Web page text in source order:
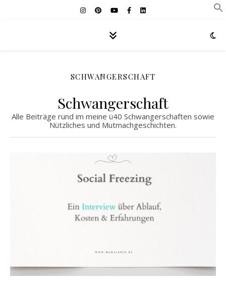
SCHWANGERSCHAFT
Schwangerschaft
Alle Beiträge rund im meine ü40 Schwangerschaften sowie
Nützliches und Mutmachgeschichten.